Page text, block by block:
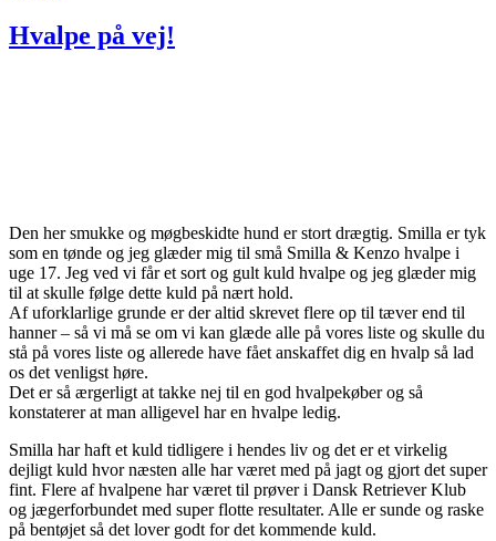
Hvalpe på vej!
Den her smukke og møgbeskidte hund er stort drægtig. Smilla er tyk
som en tønde og jeg glæder mig til små Smilla & Kenzo hvalpe i
uge 17. Jeg ved vi får et sort og gult kuld hvalpe og jeg glæder mig
til at skulle følge dette kuld på nært hold.
Af uforklarlige grunde er der altid skrevet flere op til tæver end til
hanner – så vi må se om vi kan glæde alle på vores liste og skulle du
stå på vores liste og allerede have fået anskaffet dig en hvalp så lad
os det venligst høre.
Det er så ærgerligt at takke nej til en god hvalpekøber og så
konstaterer at man alligevel har en hvalpe ledig.
Smilla har haft et kuld tidligere i hendes liv og det er et virkelig
dejligt kuld hvor næsten alle har været med på jagt og gjort det super
fint. Flere af hvalpene har været til prøver i Dansk Retriever Klub
og jægerforbundet med super flotte resultater. Alle er sunde og raske
på bentøjet så det lover godt for det kommende kuld.